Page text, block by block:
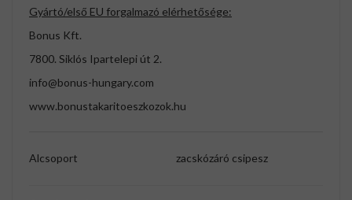
Gyártó/első EU forgalmazó elérhetősége:
Bonus Kft.
7800. Siklós Ipartelepi út 2.
info@bonus-hungary.com
www.bonustakaritoeszkozok.hu
Alcsoport zacskózáró csipesz